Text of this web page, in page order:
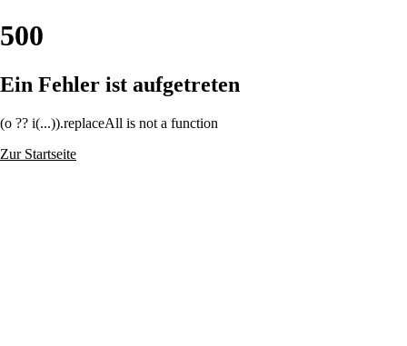
500
Ein Fehler ist aufgetreten
(o ?? i(...)).replaceAll is not a function
Zur Startseite